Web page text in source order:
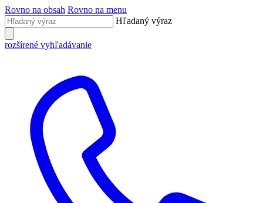
Rovno na obsah Rovno na menu
Hľadaný výraz
rozšírené vyhľadávanie